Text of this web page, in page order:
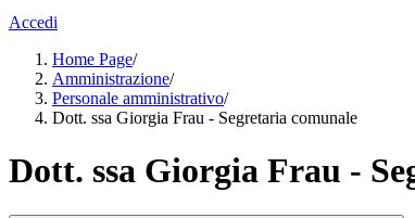
Accedi
Home Page/
Amministrazione/
Personale amministrativo/
Dott. ssa Giorgia Frau - Segretaria comunale
Dott. ssa Giorgia Frau -